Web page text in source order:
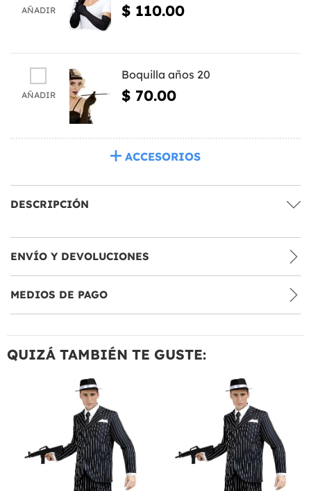
AÑADIR $ 110.00
AÑADIR
Boquilla años 20
$ 70.00
ACCESORIOS
DESCRIPCIÓN
ENVÍO Y DEVOLUCIONES
MEDIOS DE PAGO
QUIZÁ TAMBIÉN TE GUSTE: